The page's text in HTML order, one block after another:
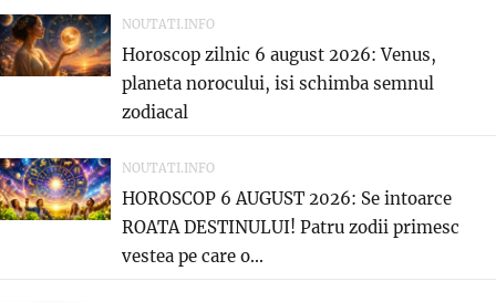
NOUTATI.INFO
Horoscop zilnic 6 august 2026: Venus,
planeta norocului, isi schimba semnul
zodiacal
NOUTATI.INFO
HOROSCOP 6 AUGUST 2026: Se intoarce
ROATA DESTINULUI! Patru zodii primesc
vestea pe care o...